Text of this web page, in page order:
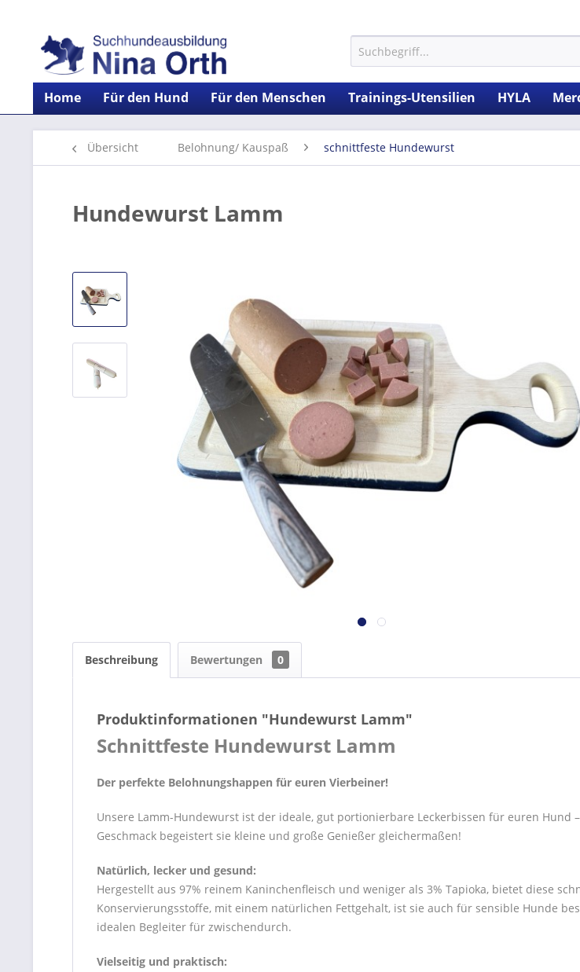
Home Für den Hund Für den Menschen Trainings-Utensilien HYLA
Übersicht Belohnung/ Kauspaß schnittfeste Hundewurst
Hundewurst Lamm
Beschreibung Bewertungen 0
Produktinformationen "Hundewurst Lamm"
Schnittfeste Hundewurst Lamm
Der perfekte Belohnungshappen für euren Vierbeiner!
Unsere Lamm-Hundewurst ist der ideale, gut portionierbare Leckerbissen für euren
Geschmack begeistert sie kleine und große Genießer gleichermaßen!
Natürlich, lecker und gesund:
Hergestellt aus 97% reinem Kaninchenfleisch und weniger als 3% Tapioka, bietet diese
Konservierungsstoffe, mit einem natürlichen Fettgehalt, ist sie auch für sensible Hunde
idealen Begleiter für zwischendurch.
Vielseitig und praktisch: